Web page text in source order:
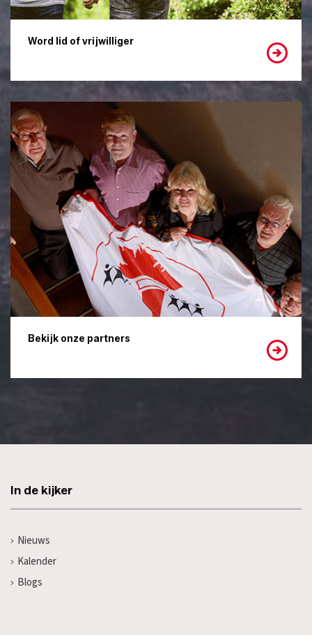
Word lid of vrijwilliger
Bekijk onze partners
In de kijker
Nieuws
Kalender
Blogs